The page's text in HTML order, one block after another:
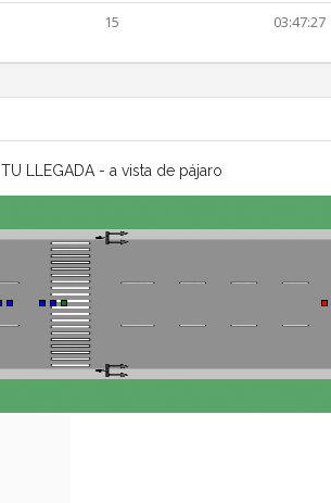
15 03:47:27
TU LLEGADA - a vista de pájaro